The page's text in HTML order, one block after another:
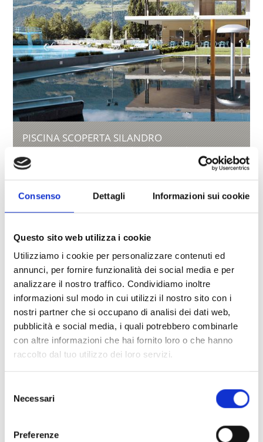
Consenso Dettagli Informazioni sui cookie
Questo sito web utilizza i cookie
Utilizziamo i cookie per personalizzare contenuti ed
annunci, per fornire funzionalità dei social media e per
analizzare il nostro traffico. Condividiamo inoltre
informazioni sul modo in cui utilizzi il nostro sito con i
nostri partner che si occupano di analisi dei dati web,
pubblicità e social media, i quali potrebbero combinarle
con altre informazioni che hai fornito loro o che hanno
raccolto dal tuo utilizzo dei loro servizi.
delNecessari
Preferenze
PISCINA SCOPERTA SILANDRO
La piscina all'aperto di Silandro apre le sue porte
per la stagione estiva: dal 29° maggio al 30
agosto 2026, la ...
Saperne di più